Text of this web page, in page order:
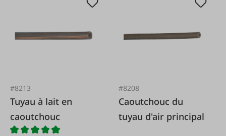
#8213
Tuyau à lait en
caoutchouc
#8208
Caoutchouc du
tuyau d'air principal